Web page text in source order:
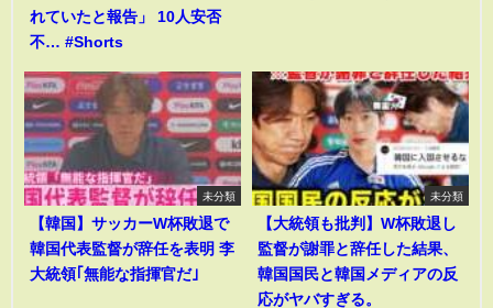
れていたと報告」 10人安否
不… #Shorts
未分類
【韓国】サッカーW杯敗退で
韓国代表監督が辞任を表明 李
大統領｢無能な指揮官だ｣
未分類
【大統領も批判】W杯敗退し
監督が謝罪と辞任した結果、
韓国国民と韓国メディアの反
応がヤバすぎる。